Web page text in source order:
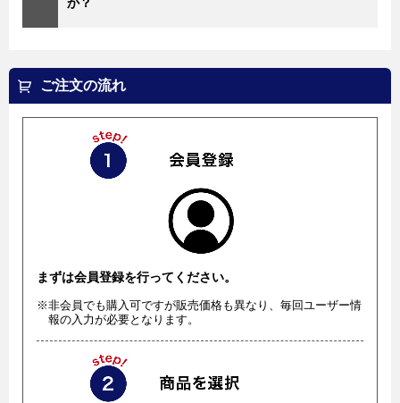
ご注文の流れ
まずは会員登録を行ってください。
※非会員でも購入可ですが販売価格も異なり、毎回ユーザー情
報の入力が必要となります。